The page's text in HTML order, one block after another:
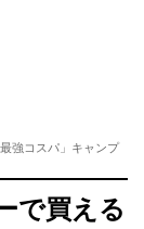
強コスパ」キャンプ
で買える